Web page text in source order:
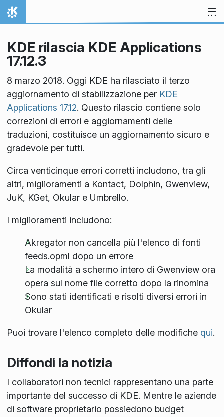
Passa al contenuto
Pagina iniziale
KDE rilascia KDE Applications
17.12.3
8 marzo 2018. Oggi KDE ha rilasciato il terzo
aggiornamento di stabilizzazione per KDE
Applications 17.12. Questo rilascio contiene solo
correzioni di errori e aggiornamenti delle
traduzioni, costituisce un aggiornamento sicuro e
gradevole per tutti.
Circa venticinque errori corretti includono, tra gli
altri, miglioramenti a Kontact, Dolphin, Gwenview,
JuK, KGet, Okular e Umbrello.
I miglioramenti includono:
Akregator non cancella più l'elenco di fonti
feeds.opml dopo un errore
La modalità a schermo intero di Gwenview ora
opera sul nome file corretto dopo la rinomina
Sono stati identificati e risolti diversi errori in
Okular
Puoi trovare l'elenco completo delle modifiche qui.
Diffondi la notizia
I collaboratori non tecnici rappresentano una parte
importante del successo di KDE. Mentre le aziende
di software proprietario possiedono budget